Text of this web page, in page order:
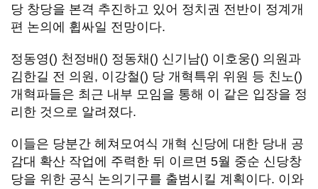
당 창당을 본격 추진하고 있어 정치권 전반이 정계개
편 논의에 휩싸일 전망이다.
정동영() 천정배() 정동채() 신기남() 이호웅() 의원과
김한길 전 의원, 이강철() 당 개혁특위 위원 등 친노()
개혁파들은 최근 내부 모임을 통해 이 같은 입장을 정
리한 것으로 알려졌다.
이들은 당분간 헤쳐모여식 개혁 신당에 대한 당내 공
감대 확산 작업에 주력한 뒤 이르면 5월 중순 신당창
당을 위한 공식 논의기구를 출범시킬 계획이다. 이와